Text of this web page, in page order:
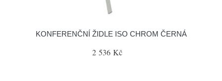
KONFERENČNÍ ŽIDLE ISO CHROM ČERNÁ
2 536 Kč